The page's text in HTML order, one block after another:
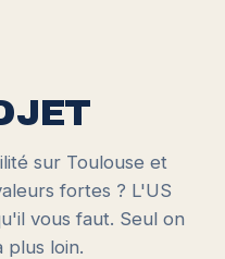
sur Toulouse et
fortes ? L'US
vous faut. Seul on
plus loin.